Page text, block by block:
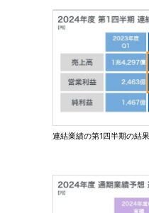
連結業績の第1四半期の結果